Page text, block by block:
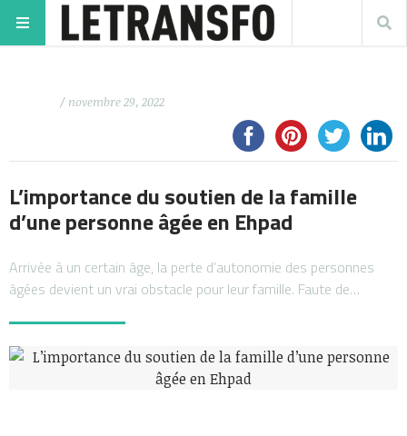
/ novembre 29, 2022
L’importance du soutien de la famille
d’une personne âgée en Ehpad
Arrivée à un certain âge, la perte d’autonomie des personnes
âgées devient un vrai obstacle pour leur famille. Faute de…